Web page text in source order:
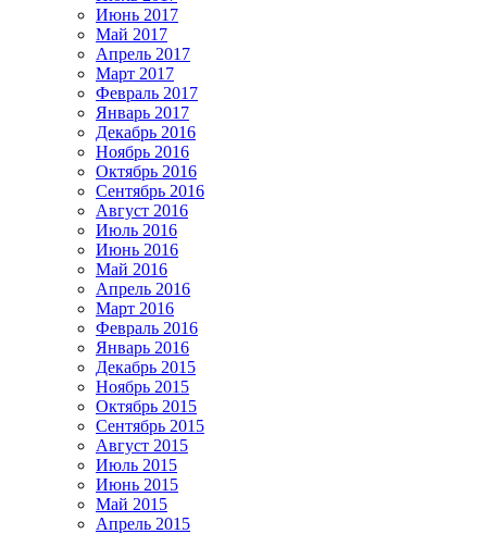
Июнь 2017
Май 2017
Апрель 2017
Март 2017
Февраль 2017
Январь 2017
Декабрь 2016
Ноябрь 2016
Октябрь 2016
Сентябрь 2016
Август 2016
Июль 2016
Июнь 2016
Май 2016
Апрель 2016
Март 2016
Февраль 2016
Январь 2016
Декабрь 2015
Ноябрь 2015
Октябрь 2015
Сентябрь 2015
Август 2015
Июль 2015
Июнь 2015
Май 2015
Апрель 2015